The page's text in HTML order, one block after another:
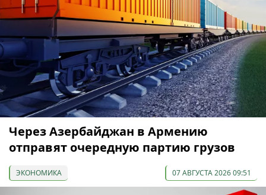
Через Азербайджан в Армению
отправят очередную партию грузов
ЭКОНОМИКА 07 АВГУСТА 2026 09:51